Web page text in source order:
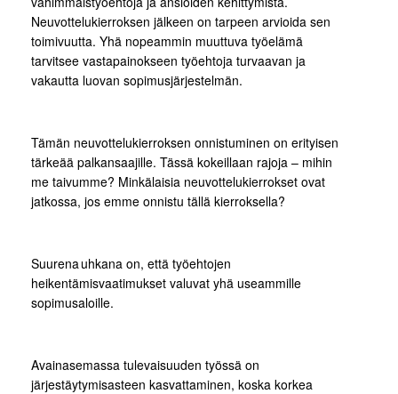
Neuvottelukierroksen jälkeen on tarpeen arvioida sen
toimivuutta. Yhä nopeammin muuttuva työelämä
tarvitsee vastapainokseen työehtoja turvaavan ja
vakautta luovan sopimusjärjestelmän.
Tämän neuvottelukierroksen onnistuminen on erityisen
tärkeää palkansaajille. Tässä kokeillaan rajoja – mihin
me taivumme? Minkälaisia neuvottelukierrokset ovat
jatkossa, jos emme onnistu tällä kierroksella?
Suurena uhkana on, että työehtojen
heikentämisvaatimukset valuvat yhä useammille
sopimusaloille.
Avainasemassa tulevaisuuden työssä on
järjestäytymisasteen kasvattaminen, koska korkea